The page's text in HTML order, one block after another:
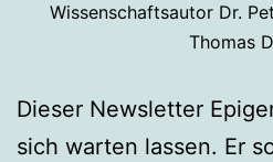
Wissenschaftsautor Dr.
Thomas
Dieser Newsletter
sich warten lassen. Er